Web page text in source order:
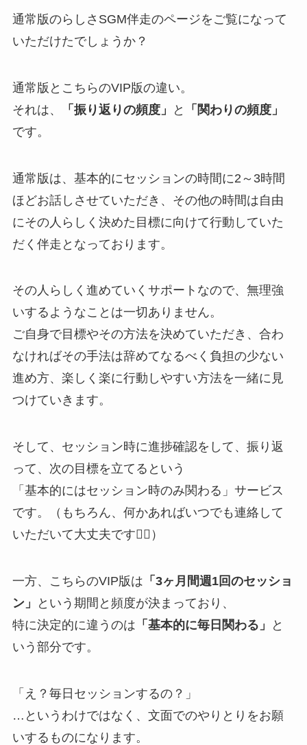
通常版のらしさSGM伴走のページをご覧になって
いただけたでしょうか？
通常版とこちらのVIP版の違い。
それは、
「振り返りの頻度」 と
「関わりの頻度」
です。
通常版は、基本的にセッションの時間に2～3時間
ほどお話しさせていただき、その他の時間は自由
にその人らしく決めた目標に向けて行動していた
だく伴走となっております。
その人らしく進めていくサポートなので、無理強
いするようなことは一切ありません。
ご自身で目標やその方法を決めていただき、合わ
なければその手法は辞めてなるべく負担の少ない
進め方、楽しく楽に行動しやすい方法を一緒に見
つけていきます。
そして、セッション時に進捗確認をして、振り返
って、次の目標を立てるという
「基本的にはセッション時のみ関わる」サービス
です。（もちろん、何かあればいつでも連絡して
いただいて大丈夫です🙆‍♀️）
一方、こちらのVIP版は 「3ヶ月間週1回のセッショ
ン」
という期間と頻度が決まっており、
特に決定的に違うのは 「基本的に毎日関わる」
と
いう部分です。
「え？毎日セッションするの？」
…というわけではなく、文面でのやりとりをお願
いするものになります。